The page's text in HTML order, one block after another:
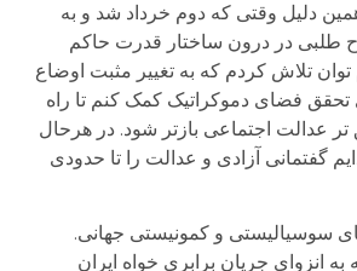
دلیل وقتی که دوم خرداد شد و به
طلبی در درون ساختار قدرت حاکم
تلاش کردم که به تغییر مثبت اوضاع
فضای دموکراتیک کمک کنم تا راه
عدالت اجتماعی بازتر شود. در هرحال
گفتمانی آزادی و عدالت را تا حدودی
سوسیالیستی و کمونیستی جهانی.
انزوای جریان برابری خواه ایران